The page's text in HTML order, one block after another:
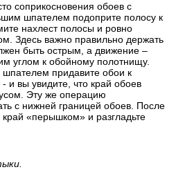
соприкосновения обоев с
шпателем подоприте полосу к
нахлест полосы и ровно
Здесь важно правильно держать
быть острым, а движение –
углом к обойному полотнищу.
придавите обои к
и вы увидите, что край обоев
Эту же операцию
с нижней границей обоев. После
«перышком» и разгладьте